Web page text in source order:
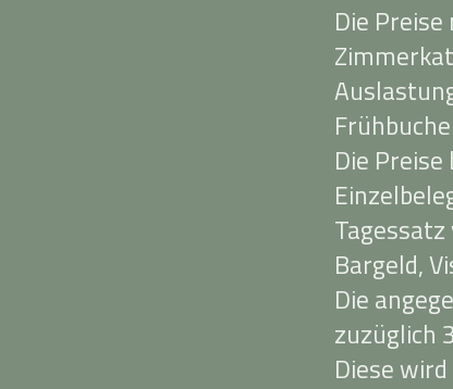
Die
Die
Bargeld,
Die
zuzüglich
Diese